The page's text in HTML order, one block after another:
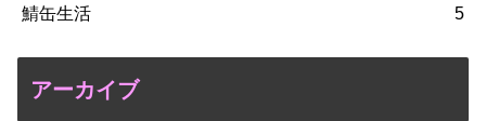
鯖缶生活 5
アーカイブ